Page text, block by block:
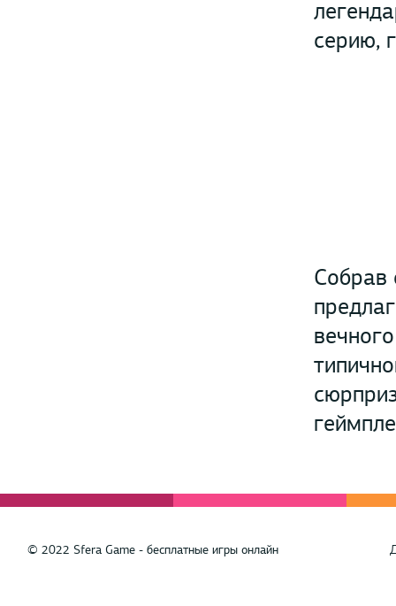
серию,
Собрав
© 2022 Sfera Game - бесплатные игры онлайн